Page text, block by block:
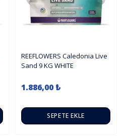
REEFLOWERS Caledonia Live
Sand 9 KG WHITE
1.886,00 ₺
SEPETE EKLE